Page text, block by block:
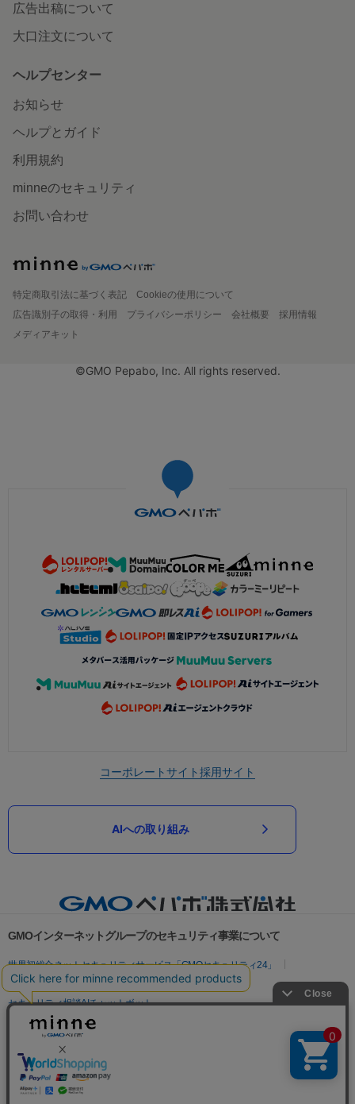
広告出稿について
大口注文について
ヘルプセンター
お知らせ
ヘルプとガイド
利用規約
minneのセキュリティ
お問い合わせ
特定商取引法に基づく表記
Cookieの使用について
広告識別子の取得・利用
プライバシーポリシー 会社概要
採用情報
メディアキット
©GMO Pepabo, Inc. All rights reserved.
コーポレートサイト採用サイト
AIへの取り組み
GMOインターネットグループのセキュリティ事業について
世界初総合ネットセキュリティサービス「GMOセキュリティ24」
パスワード漏洩診断
Webサイトリスク診断
セキュリティ相談AIチャットボット
実在証明・盗聴対策
サイバー攻撃対策（GMO Flatt Security）
セキュリティ事業の軌跡